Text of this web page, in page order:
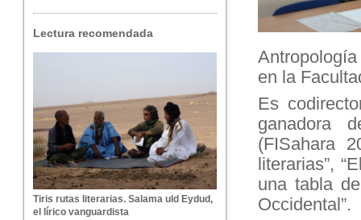
Lectura recomendada
Tiris rutas literarias. Salama uld Eydud,
el lírico vanguardista
en la
Es
ganadora
(FISahara
literarias”,
una tabla
Occidental”.